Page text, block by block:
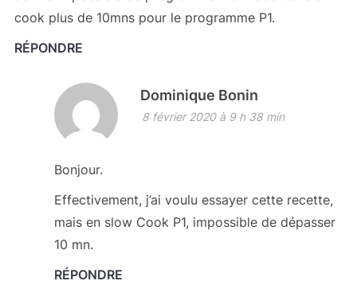
cook plus de 10mns pour le programme P1.
RÉPONDRE
Dominique Bonin
8 février 2020 à 9 h 38 min
Bonjour.
Effectivement, j’ai voulu essayer cette recette,
mais en slow Cook P1, impossible de dépasser
10 mn.
RÉPONDRE